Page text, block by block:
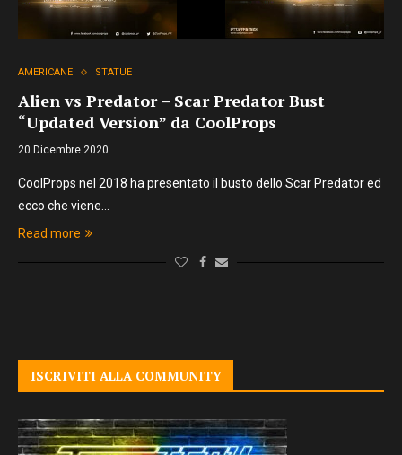
AMERICANE STATUE
Alien vs Predator – Scar Predator Bust
“Updated Version” da CoolProps
20 Dicembre 2020
CoolProps nel 2018 ha presentato il busto dello Scar Predator ed
ecco che viene…
Read more
ISCRIVITI ALLA COMMUNITY